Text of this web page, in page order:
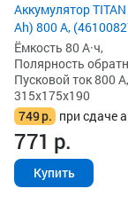
Аккумулятор
Ah) 800 А,
Ёмкость 80 А·ч,
Полярность
Пусковой ток 800 А,
315x175x190
749р. при сдаче
771 р.
Купить